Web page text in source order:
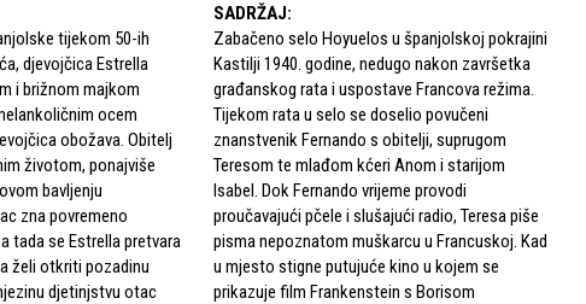
tijekom 50-ih
djevojčica Estrella
i brižnom majkom
ocem
obožava. Obitelj
životom, ponajviše
bavljenju
zna povremeno
tada se Estrella pretvara
želi otkriti pozadinu
djetinjstvu otac
SADRŽAJ:
Zabačeno selo Hoyuelos u španjolskoj pokrajini
Kastilji 1940. godine, nedugo nakon završetka
građanskog rata i uspostave Francova režima.
Tijekom rata u selo se doselio povučeni
znanstvenik Fernando s obitelji, suprugom
Teresom te mlađom kćeri Anom i starijom
Isabel. Dok Fernando vrijeme provodi
proučavajući pčele i slušajući radio, Teresa piše
pisma nepoznatom muškarcu u Francuskoj. Kad
u mjesto stigne putujuće kino u kojem se
prikazuje film Frankenstein s Borisom